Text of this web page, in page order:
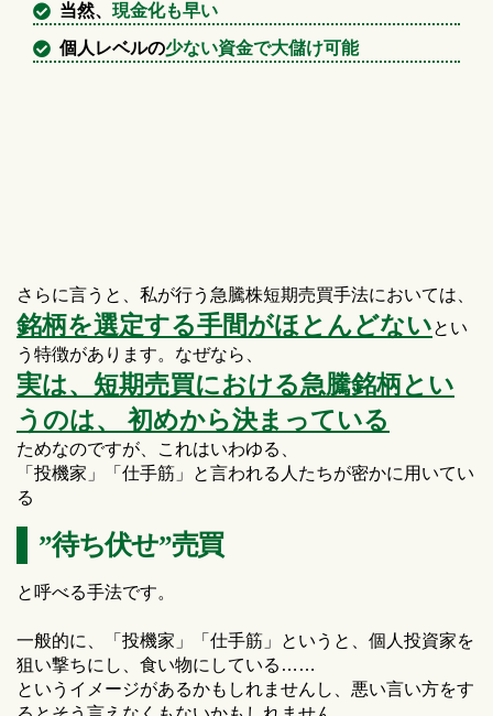
当然、 現金化も早い
個人レベルの少ない資金で大儲け可能
さらに言うと、私が行う急騰株短期売買手法においては、
銘柄を選定する手間がほとんどないとい
う特徴があります。なぜなら、
実は、短期売買における急騰銘柄とい
うのは、 初めから決まっている
ためなのですが、これはいわゆる、
「投機家」「仕手筋」と言われる人たちが密かに用いてい
る
”待ち伏せ”売買
と呼べる手法です。
一般的に、「投機家」「仕手筋」というと、個人投資家を
狙い撃ちにし、食い物にしている……
というイメージがあるかもしれませんし、悪い言い方をす